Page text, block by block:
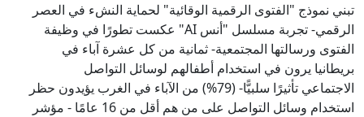
تبني نموذج "الفتوى الرقمية الوقائية" لحماية النشء في العصر
الرقمي- تجربة مسلسل "أنس AI" عكست تطورًا في وظيفة
الفتوى ورسالتها المجتمعية- ثمانية من كل عشرة آباء في
بريطانيا يرون في استخدام أطفالهم لوسائل التواصل
الاجتماعي تأثيرًا سلبيًّا- (79%) من الآباء في الغرب يؤيدون حظر
استخدام وسائل التواصل على من هم أقل من 16 عامًا - مؤشر